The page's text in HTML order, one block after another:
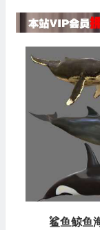
鲨鱼鲸鱼